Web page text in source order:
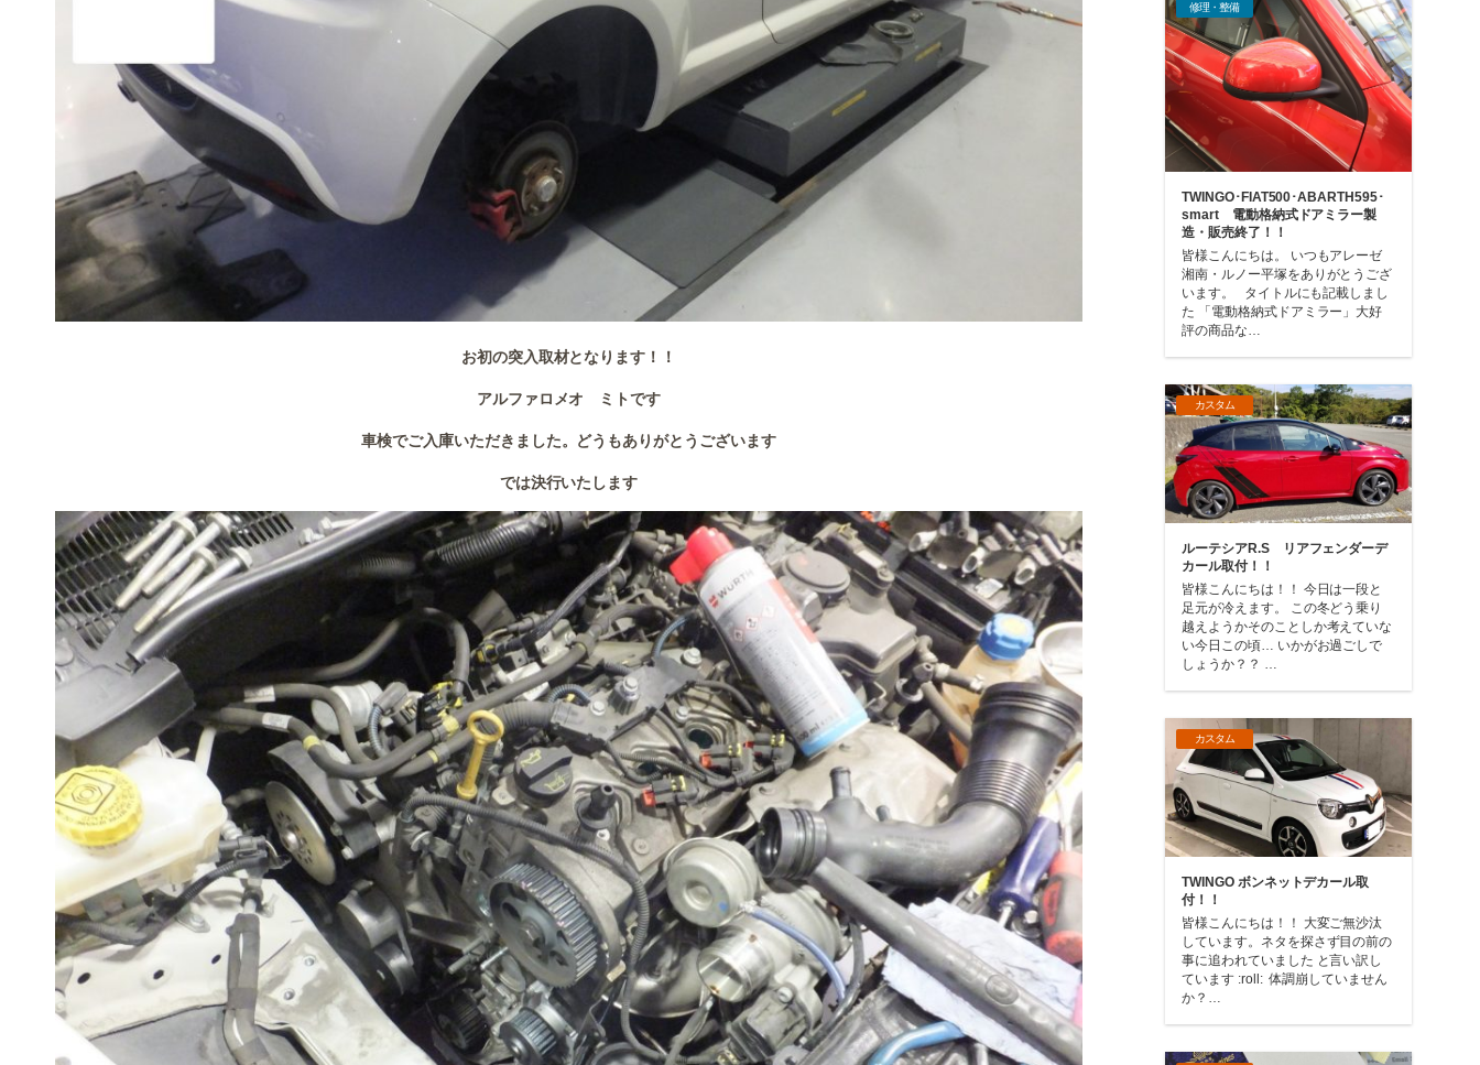
お初の突入取材となります！！
アルファロメオ ミトです
車検でご入庫いただきました。どうもありがとうございます
では決行いたします
修理・整備
TWINGO･FIAT500･ABARTH595･
smart 電動格納式ドアミラー製
造・販売終了！！
皆様こんにちは。 いつもアレーゼ
湘南・ルノー平塚をありがとうござ
います。 タイトルにも記載しまし
た 「電動格納式ドアミラー」大好
評の商品な…
カスタム
ルーテシアR.S リアフェンダーデ
カール取付！！
皆様こんにちは！！ 今日は一段と
足元が冷えます。 この冬どう乗り
越えようかそのことしか考えていな
い今日この頃… いかがお過ごしで
しょうか？？ …
カスタム
TWINGO ボンネットデカール取
付！！
皆様こんにちは！！ 大変ご無沙汰
しています。ネタを探さず目の前の
事に追われていました と言い訳し
ています :roll: 体調崩していません
か？…